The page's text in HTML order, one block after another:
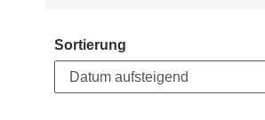
Sortierung